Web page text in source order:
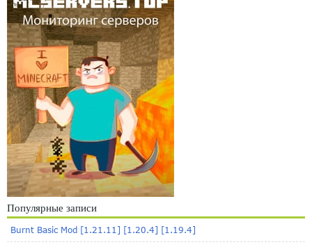
Популярные записи
Burnt Basic Mod [1.21.11] [1.20.4] [1.19.4]